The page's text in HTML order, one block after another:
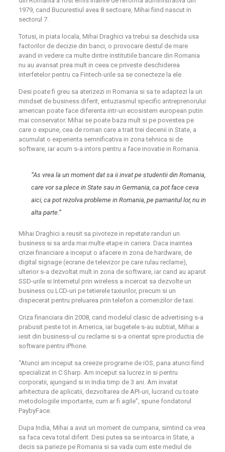
1979, cand Bucurestiul avea 8 sectoare, Mihai fiind nascut in
sectorul 7.
Totusi, in piata locala, Mihai Draghici va trebui sa deschida usa
factorilor de decizie din banci, o provocare destul de mare
avand in vedere ca multe dintre institutiile bancare din Romania
nu au avansat prea mult in ceea ce priveste deschiderea
interfetelor pentru ca Fintech-urile sa se conecteze la ele.
Desi poate fi greu sa aterizezi in Romania si sa te adaptezi la un
mindset de business diferit, entuziasmul specific antreprenorului
american poate face diferenta intr-un ecosistem european putin
mai conservator. Mihai se poate baza mult si pe povestea pe
care o expune, cea de roman care a trait trei decenii in State, a
acumulat o experienta semnificativa in zona tehnica si de
software, iar acum s-a intors pentru a face inovatie in Romania.
“As vrea la un moment dat sa ii invat pe studentii din Romania,
care vor sa plece in State sau in Germania, ca pot face ceva
aici, ca pot rezolva probleme in Romania, pe pamantul lor, nu in
alta parte.”
Mihai Draghici a reusit sa pivoteze in repetate randuri un
business si sa arda mai multe etape in cariera. Daca inaintea
crizei financiare a inceput o afacere in zona de hardware, de
digital signage (ecrane de televizor pe care rulau reclame),
ulterior s-a dezvoltat mult in zona de software, iar cand au aparut
SSD-urile si Internetul prin wireless a incercat sa dezvolte un
business cu LCD-uri pe tetierele taxiurilor, precum si un
dispecerat pentru preluarea prin telefon a comenzilor de taxi.
Criza financiara din 2008, cand modelul clasic de advertising s-a
prabusit peste tot in America, iar bugetele s-au subtiat, Mihai a
iesit din business-ul cu reclame si s-a orientat spre productia de
software pentru iPhone.
“Atunci am inceput sa creeze programe de iOS, pana atunci fiind
specializat in C Sharp. Am inceput sa lucrez in si pentru
corporatii, ajungand si in India timp de 3 ani. Am invatat
arhitectura de aplicatii, dezvoltarea de API-uri, lucrand cu toate
metodologiile importante, cum ar fi agile”, spune fondatorul
PaybyFace.
Dupa India, Mihai a avut un moment de cumpana, simtind ca vrea
sa faca ceva total diferit. Desi putea sa se intoarca in State, a
decis sa parieze pe Romania si sa vada cum este mediul de